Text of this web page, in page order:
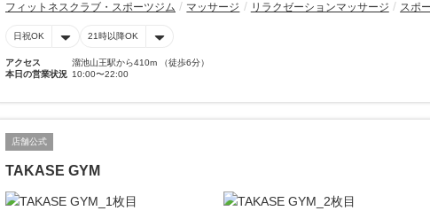
フィットネスクラブ・スポーツジム マッサージ リラクゼーションマッサージ スポ
日祝OK 21時以降OK
アクセス
溜池山王駅から410m （徒歩6分）
本日の営業状況 10:00〜22:00
店舗公式
TAKASE GYM